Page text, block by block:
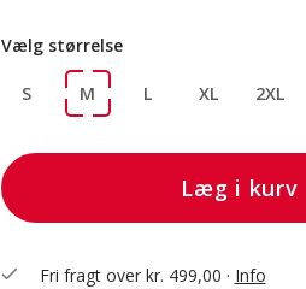
Vælg størrelse
S M L XL 2XL
Læg i kurv
check Fri fragt over kr. 499,00 · Info